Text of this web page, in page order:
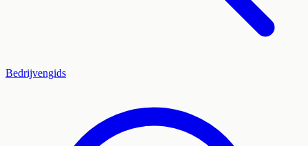
Bedrijvengids